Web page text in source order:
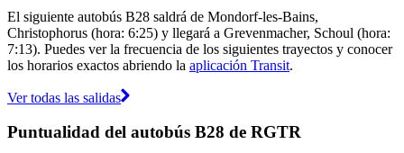
El siguiente autobús B28 saldrá de Mondorf-les-Bains,
Christophorus (hora: 6:25) y llegará a Grevenmacher, Schoul (hora:
7:13). Puedes ver la frecuencia de los siguientes trayectos y conocer
los horarios exactos abriendo la aplicación Transit.
Ver todas las salidas
Puntualidad del autobús B28 de RGTR